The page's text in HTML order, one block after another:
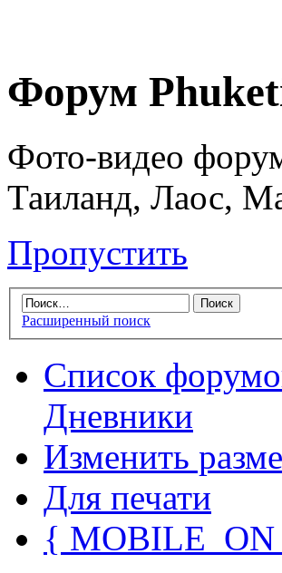
Форум
Фото-видео
Таиланд, Лаос,
Пропустить
Расширенный поиск
Список
Дневники
Изменить
Для печати
{